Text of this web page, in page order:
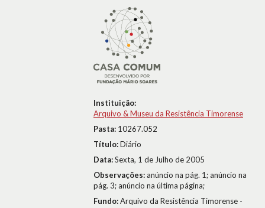
Instituição:
Arquivo & Museu da Resistência Timorense
Pasta: 10267.052
Título:Diário
Data:Sexta, 1 de Julho de 2005
Observações:anúncio na pág. 1; anúncio na
pág. 3; anúncio na última página;
Fundo:Arquivo da Resistência Timorense -